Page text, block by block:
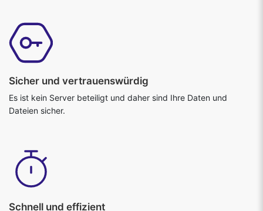
Sicher und vertrauenswürdig
Es ist kein Server beteiligt und daher sind Ihre Daten und
Dateien sicher.
Schnell und effizient
Die Website verarbeitet Ihr PDF sehr schnell und effizient. Sie
können Ihre Arbeit in kürzester Zeit erledigen